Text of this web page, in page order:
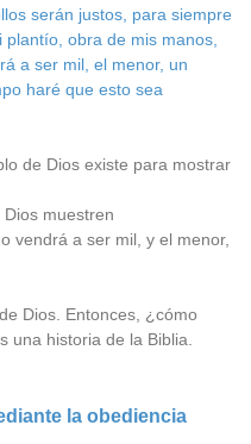
serán justos, para siempre
obra de mis manos,
a ser mil, el menor, un
haré que esto sea
de Dios existe para mostrar
muestren
vendrá a ser mil, y el menor,
Dios. Entonces, ¿cómo
una historia de la Biblia.
la obediencia